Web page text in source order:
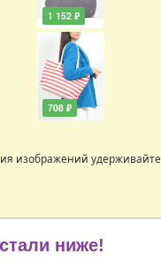
1 152 ₽
708 ₽
изображений удерживайте
ниже!